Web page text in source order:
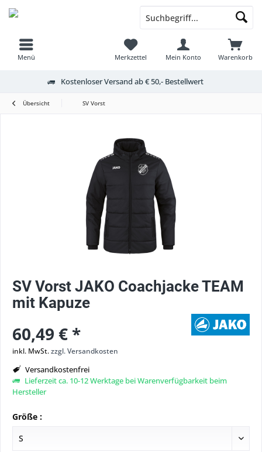
Menü Warenkorb
Merkzettel Mein Konto
Kostenloser Versand ab € 50,- Bestellwert
Übersicht SV Vorst
SV Vorst JAKO Coachjacke TEAM
mit Kapuze
60,49 € *
inkl. MwSt.zzgl. Versandkosten
Versandkostenfrei
Lieferzeit ca. 10-12 Werktage bei Warenverfügbarkeit beim
Hersteller
Größe :